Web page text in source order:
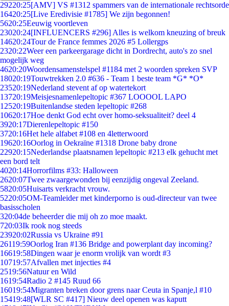
29220:25[AMV] VS #1312 spammers van de internationale rechtsorde
16420:25[Live Eredivisie #1785] We zijn begonnen!
5620:25Eeuwig voortleven
23020:24[INFLUENCERS #296] Alles is welkom kneuzing of breuk
14620:24Tour de France femmes 2026 #5 Lollergps
2320:22Weer een parkeergarage dicht in Dordrecht, auto's zo snel
mogelijk weg
4620:20Woordensamenstelspel #1184 met 2 woorden spreken SVP
18020:19Touwtrekken 2.0 #636 - Team 1 beste team *G* *O*
23520:19Nederland stevent af op watertekort
13720:19Meisjesnamenlepeltopic #367 LOOOOL LAPO
12520:19Buitenlandse steden lepeltopic #268
10620:17Hoe denkt God echt over homo-seksualiteit? deel 4
3920:17Dierenlepeltopic #150
3720:16Het hele alfabet #108 en 4letterwoord
19620:16Oorlog in Oekraïne #1318 Drone baby drone
22920:15Nederlandse plaatsnamen lepeltopic #213 elk gehucht met
een bord telt
4020:14Horrorfilms #33: Halloween
2620:07Twee zwaargewonden bij eenzijdig ongeval Zeeland.
5820:05Huisarts verkracht vrouw.
5220:05OM-Teamleider met kinderporno is oud-directeur van twee
basisscholen
320:04de beheerder die mij oh zo moe maakt.
720:03Ik rook nog steeds
23920:02Russia vs Ukraine #91
26119:59Oorlog Iran #136 Bridge and powerplant day incoming?
16619:58Dingen waar je enorm vrolijk van wordt #3
10719:57Afvallen met injecties #4
2519:56Natuur en Wild
1619:54Radio 2 #145 Ruud 66
16019:54Migranten breken door grens naar Ceuta in Spanje,l #10
15419:48[WLR SC #417] Nieuw deel openen was kaputt